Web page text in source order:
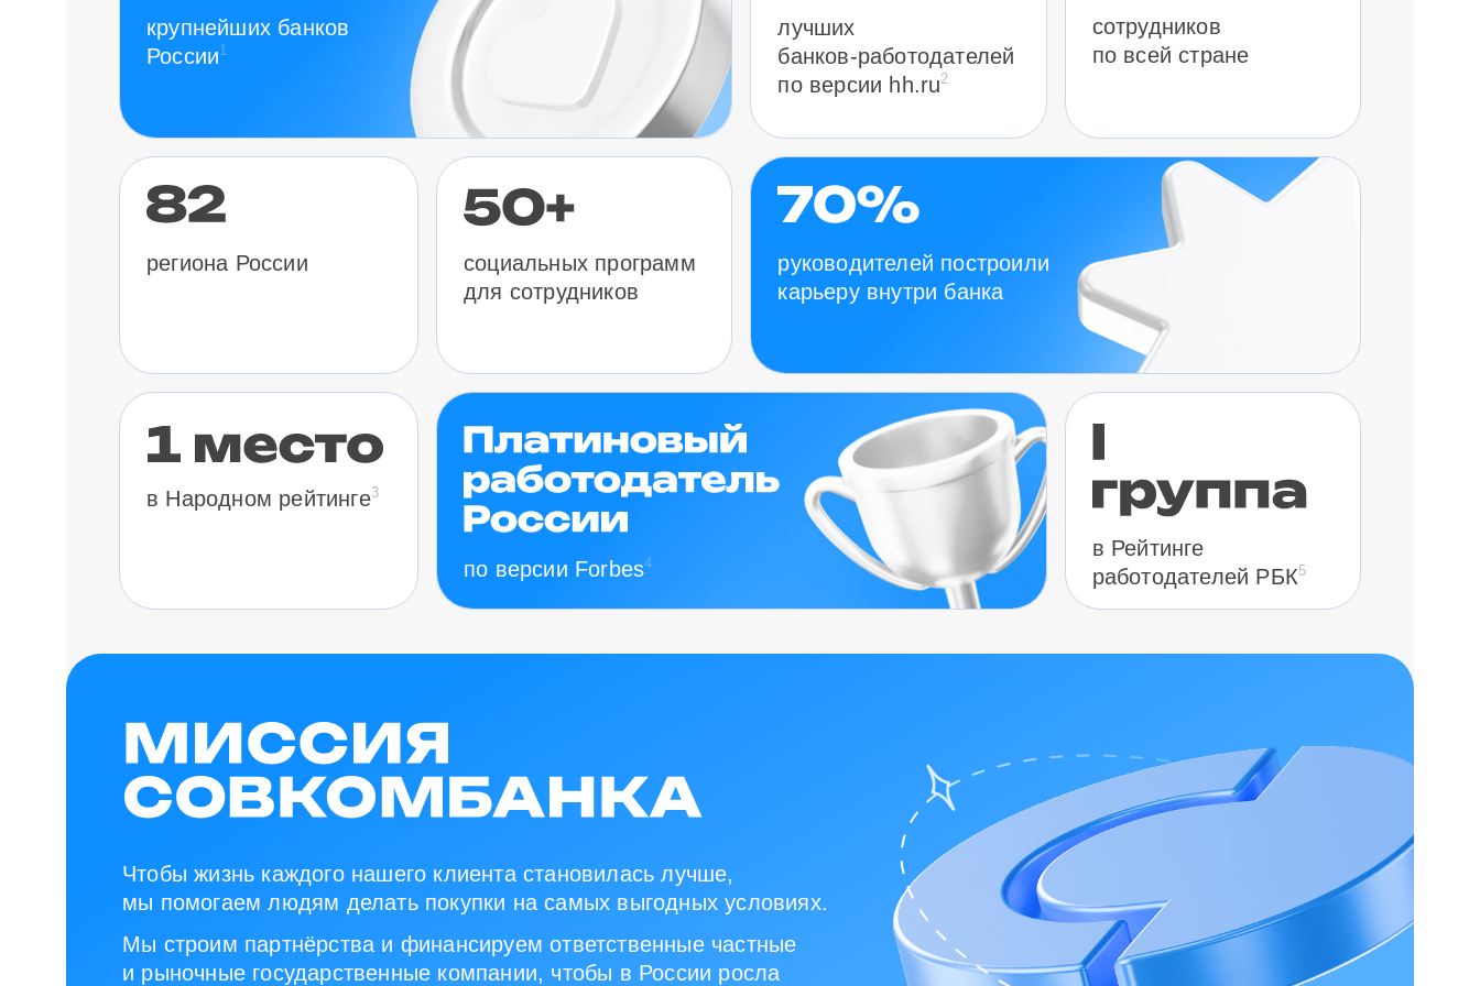
крупнейших банков
России1
лучших
банков-работодателей
по версии hh.ru2
сотрудников
по всей стране
региона России
социальных программ
для сотрудников
руководителей построили
карьеру внутри банка
в Народном рейтинге3
по версии Forbes4
в Рейтинге
работодателей РБК5
Чтобы жизнь каждого нашего клиента становилась лучше,
мы помогаем людям делать покупки на самых выгодных условиях.
Мы строим партнёрства и финансируем ответственные частные
и рыночные государственные компании, чтобы в России росла